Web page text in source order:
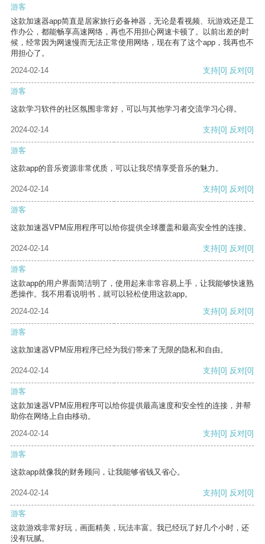
游客
这款加速器app简直是居家旅行必备神器，无论是看视频、玩游戏还是工
作办公，都能畅享高速网络，再也不用担心网速卡顿了。以前出差的时
候，经常因为网速慢而无法正常使用网络，现在有了这个app，我再也不
用担心了。
2024-02-14
支持[0] 反对[0]
游客
这款学习软件的社区氛围非常好，可以与其他学习者交流学习心得。
2024-02-14 支持[0] 反对[0]
游客
这款app的音乐资源非常优质，可以让我尽情享受音乐的魅力。
2024-02-14 支持[0] 反对[0]
游客
这款加速器VPM应用程序可以给你提供全球覆盖和最高安全性的连接。
2024-02-14 支持[0] 反对[0]
游客
这款app的用户界面简洁明了，使用起来非常容易上手，让我能够快速熟
悉操作。我不用看说明书，就可以轻松使用这款app。
2024-02-14
支持[0] 反对[0]
游客
这款加速器VPM应用程序已经为我们带来了无限的隐私和自由。
2024-02-14 支持[0] 反对[0]
游客
这款加速器VPM应用程序可以给你提供最高速度和安全性的连接，并帮
助你在网络上自由移动。
2024-02-14
支持[0] 反对[0]
游客
这款app就像我的财务顾问，让我能够省钱又省心。
2024-02-14 支持[0] 反对[0]
游客
这款游戏非常好玩，画面精美，玩法丰富。我已经玩了好几个小时，还
没有玩腻。